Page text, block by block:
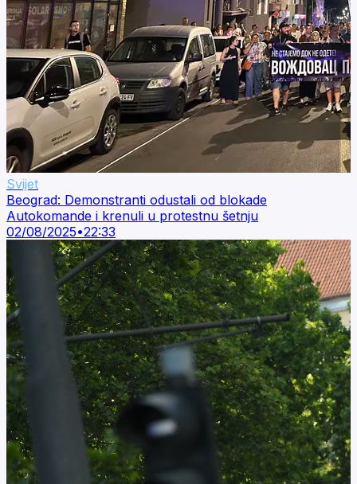
Svijet
Beograd: Demonstranti odustali od blokade
Autokomande i krenuli u protestnu šetnju
02/08/2025•22:33